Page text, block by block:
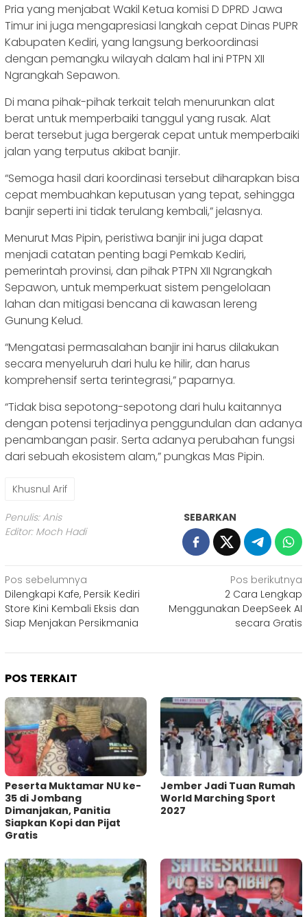
Pria yang menjabat Wakil Ketua komisi D DPRD Jawa
Timur ini juga mengapresiasi langkah cepat Dinas PUPR
Kabupaten Kediri, yang langsung berkoordinasi
dengan pemangku wilayah dalam hal ini PTPN XII
Ngrangkah Sepawon.
Di mana pihak-pihak terkait telah menurunkan alat
berat untuk memperbaiki tanggul yang rusak. Alat
berat tersebut juga bergerak cepat untuk memperbaiki
jalan yang terputus akibat banjir.
“Semoga hasil dari koordinasi tersebut diharapkan bisa
cepat membuahkan keputusan yang tepat, sehingga
banjir seperti ini tidak terulang kembali,” jelasnya.
Menurut Mas Pipin, peristiwa banjir ini juga dapat
menjadi catatan penting bagi Pemkab Kediri,
pemerintah provinsi, dan pihak PTPN XII Ngrangkah
Sepawon, untuk memperkuat sistem pengelolaan
lahan dan mitigasi bencana di kawasan lereng
Gunung Kelud.
“Mengatasi permasalahan banjir ini harus dilakukan
secara menyeluruh dari hulu ke hilir, dan harus
komprehensif serta terintegrasi,” paparnya.
“Tidak bisa sepotong-sepotong dari hulu kaitannya
dengan potensi terjadinya penggundulan dan adanya
penambangan pasir. Serta adanya perubahan fungsi
dari sebuah ekosistem alam,” pungkas Mas Pipin.
Khusnul Arif
Penulis: Anis
Editor: Moch Hadi
SEBARKAN
Navigasi
pos
Pos sebelumnya
Dilengkapi Kafe, Persik Kediri
Store Kini Kembali Eksis dan
Siap Menjakan Persikmania
Pos berikutnya
2 Cara Lengkap
Menggunakan DeepSeek AI
secara Gratis
POS TERKAIT
Peserta Muktamar NU ke-
35 di Jombang
Dimanjakan, Panitia
Siapkan Kopi dan Pijat
Gratis
Jember Jadi Tuan Rumah
World Marching Sport
2027